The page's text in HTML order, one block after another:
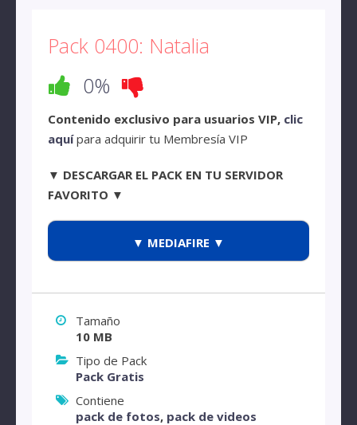
Pack 0400: Natalia
0%
Contenido exclusivo para usuarios VIP, clic
aquípara adquirir tu Membresía VIP
▼ DESCARGAR EL PACK EN TU SERVIDOR
FAVORITO ▼
▼ MEDIAFIRE ▼
Tamaño
10 MB
Tipo de Pack
Pack Gratis
Contiene
pack de fotos, pack de videos